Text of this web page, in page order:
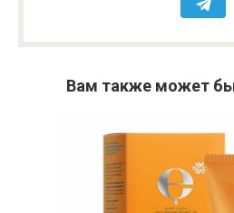
Вам также может